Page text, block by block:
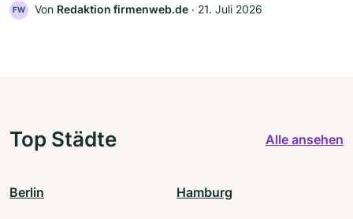
FW Von Redaktion firmenweb.de ‧ 21. Juli 2026
Top Städte Alle ansehen
Berlin Hamburg